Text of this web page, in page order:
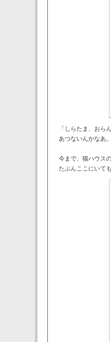
「しらたま、おら
あつないんかなあ。
今まで、猫ハウス
たぶんここにいて